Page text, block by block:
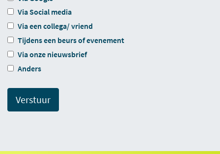
Via Social media
Via een collega/ vriend
Tijdens een beurs of evenement
Via onze nieuwsbrief
Anders
Verstuur